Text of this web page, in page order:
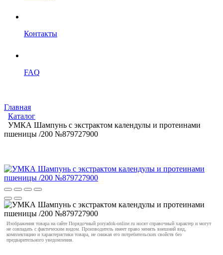
Контакты
FAQ
Главная
Каталог
УМКА Шампунь с экстрактом календулы и протеинами
пшеницы /200 №879727900
Изображения товара на сайте Порядочный poryadok-online.ru носят справочный характер и могут
не совпадать с фактическим видом. Производитель имеет право менять внешний вид,
комплектацию и характеристики товара, не снижая его потребительских свойств без
предварительного уведомления.